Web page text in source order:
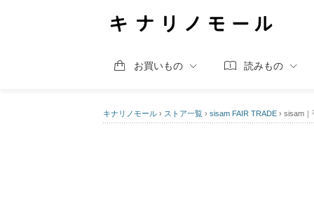
お買いもの 読みもの
キナリノモール › ストア一覧 › sisam FAIR TRADE › sisam｜